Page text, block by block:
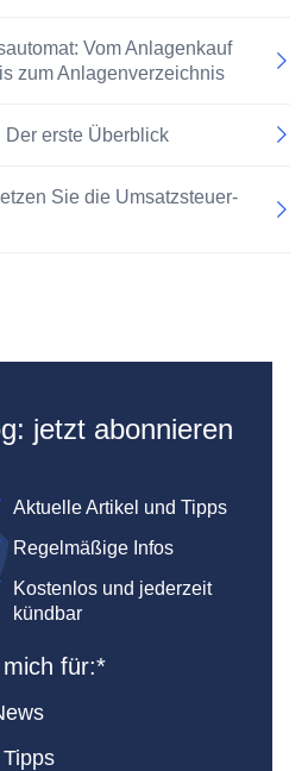
Vom Anlagenkauf
zum Anlagenverzeichnis
erste Überblick
Sie die Umsatzsteuer-
jetzt abonnieren
Aktuelle Artikel und Tipps
Regelmäßige Infos
Kostenlos und jederzeit
kündbar
für:*